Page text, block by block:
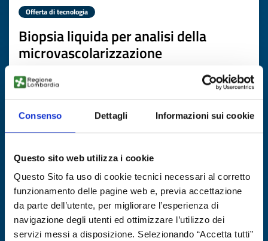
Consenso Dettagli Informazioni sui cookie
Questo sito web utilizza i cookie
Questo Sito fa uso di cookie tecnici necessari al corretto
funzionamento delle pagine web e, previa accettazione
da parte dell’utente, per migliorare l’esperienza di
navigazione degli utenti ed ottimizzare l’utilizzo dei
servizi messi a disposizione. Selezionando “Accetta tutti”
Offerta di tecnologia
Biopsia liquida per analisi della
microvascolarizzazione
ID EEN: TOGB20251112017